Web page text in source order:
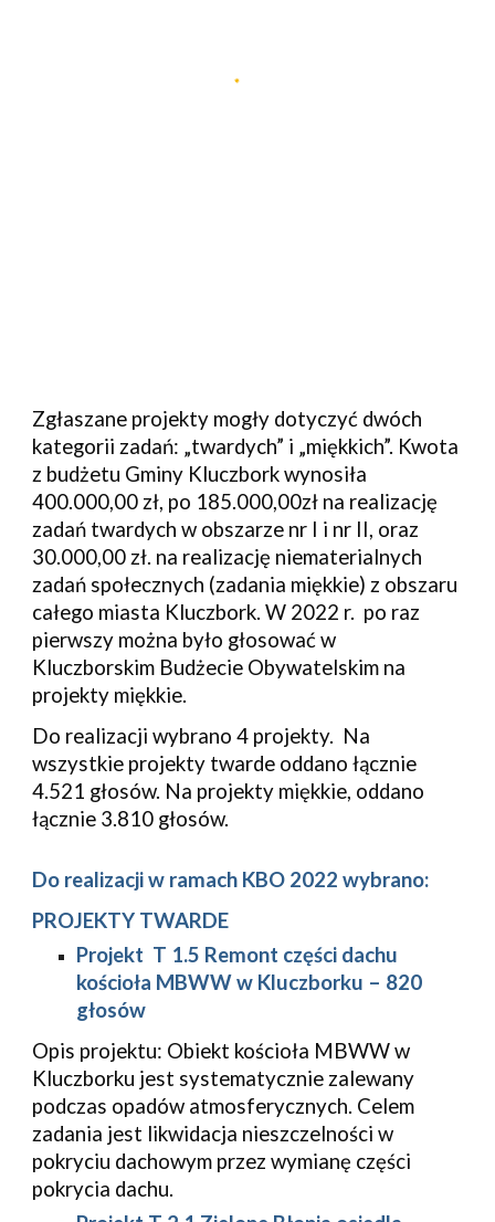
Zgłaszane projekty mogły dotyczyć dwóch
kategorii zadań: „twardych” i „miękkich”. Kwota
z budżetu Gminy Kluczbork wynosiła
400.000,00 zł, po 185.000,00zł na realizację
zadań twardych w obszarze nr I i nr II, oraz
30.000,00 zł. na realizację niematerialnych
zadań społecznych (zadania miękkie) z obszaru
całego miasta Kluczbork. W 2022 r. po raz
pierwszy można było głosować w
Kluczborskim Budżecie Obywatelskim na
projekty miękkie.
Do realizacji wybrano 4 projekty. Na
wszystkie projekty twarde oddano łącznie
4.521 głosów. Na projekty miękkie, oddano
łącznie 3.810 głosów.
Do realizacji w ramach KBO 2022 wybrano:
PROJEKTY TWARDE
Projekt T 1.5 Remont części dachu
kościoła MBWW w Kluczborku – 820
głosów
Opis projektu: Obiekt kościoła MBWW w
Kluczborku jest systematycznie zalewany
podczas opadów atmosferycznych. Celem
zadania jest likwidacja nieszczelności w
pokryciu dachowym przez wymianę części
pokrycia dachu.